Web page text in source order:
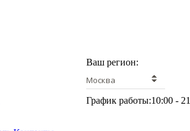
Ваш регион:
Москва
График работы:10:00 -